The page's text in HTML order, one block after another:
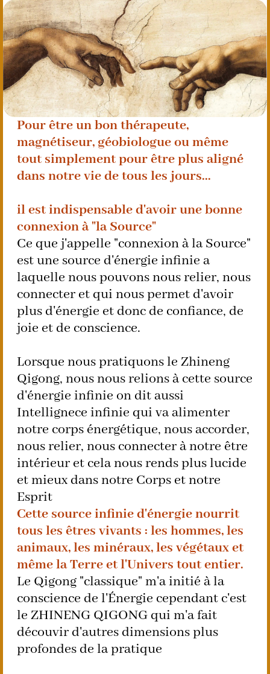
Pour être un bon thérapeute,
magnétiseur, géobiologue ou même
tout simplement pour être plus aligné
dans notre vie de tous les jours...
il est indispensable d'avoir une bonne
connexion à "la Source"
Ce que j'appelle "connexion à la Source"
est une source d'énergie infinie a
laquelle nous pouvons nous relier, nous
connecter et qui nous permet d'avoir
plus d'énergie et donc de confiance, de
joie et de conscience.
Lorsque nous pratiquons le Zhineng
Qigong, nous nous relions à cette source
d'énergie infinie on dit aussi
Intellignece infinie qui va alimenter
notre corps énergétique, nous accorder,
nous relier, nous connecter à notre être
intérieur et cela nous rends plus lucide
et mieux dans notre Corps et notre
Esprit
Cette source infinie d'énergie nourrit
tous les êtres vivants : les hommes, les
animaux, les minéraux, les végétaux et
même la Terre et l'Univers tout entier.
Le Qigong "classique" m'a initié à la
conscience de l'Énergie cependant c'est
le ZHINENG QIGONG qui m'a fait
découvir d'autres dimensions plus
profondes de la pratique